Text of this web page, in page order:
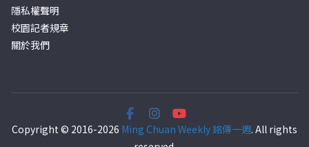
隱私權聲明
校園記者規章
關於我們
Copyright © 2016-2026 Ming Chuan Weekly 銘傳一週. All rights